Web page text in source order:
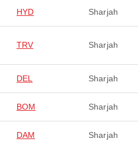
HYD Sharjah
TRV Sharjah
DEL Sharjah
BOM Sharjah
DAM Sharjah